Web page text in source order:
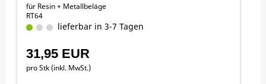
für Resin + Metallbeläge
RT64
lieferbar in 3-7 Tagen
31,95 EUR
pro Stk (inkl. MwSt.)